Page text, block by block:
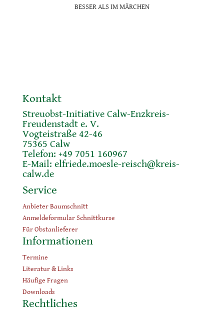
BESSER ALS IM MÄRCHEN
Kontakt
Streuobst-Initiative Calw-Enzkreis-
Freudenstadt e. V.
Vogteistraße 42-46
75365 Calw
Telefon: +49 7051 160967
E-Mail: elfriede.moesle-reisch@kreis-
calw.de
Service
Anbieter Baumschnitt
Anmeldeformular Schnittkurse
Für Obstanlieferer
Informationen
Termine
Literatur & Links
Häufige Fragen
Downloads
Rechtliches